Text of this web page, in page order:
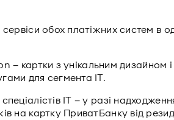
обох платіжних систем в
картки з унікальним дизайном і
для сегмента IT.
ІТ – у разі
на картку ПриватБанку від